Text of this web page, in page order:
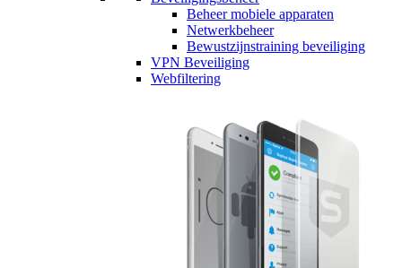
Beheer mobiele apparaten
Netwerkbeheer
Bewustzijnstraining beveiliging
VPN Beveiliging
Webfiltering